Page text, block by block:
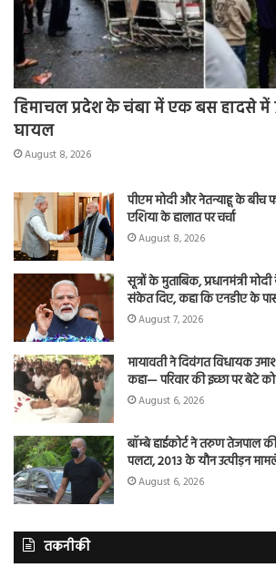
हिमाचल प्रदेश के चंबा में एक बस हादसे में
घायल
August 8, 2026
पीएम मोदी और नेतन्याहू के बीच
एशिया के हालात पर चर्चा
August 8, 2026
सूत्रों के मुताबिक, प्रधानमंत्री
संकेत दिए, कहा कि एनडीए के
August 7, 2026
मायावती ने दिवंगत विधायक
कहा— परिवार की इच्छा पर बेटे
August 6, 2026
बॉम्बे हाईकोर्ट ने तरुण तेजपाल
पलटा, 2013 के यौन उत्पीड़न
August 6, 2026
तकनीकी